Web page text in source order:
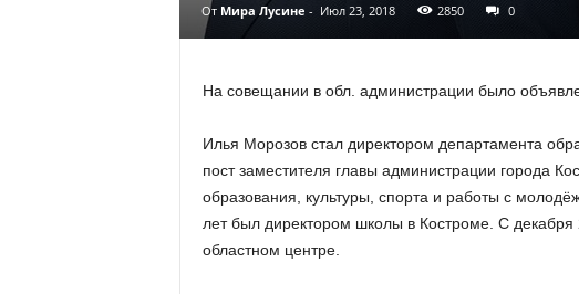
От Мира Лусине - Июл 23, 2018 2850 0
На совещании в обл. администрации было
Илья Морозов стал директором департамента
пост заместителя главы администрации города
образования, культуры, спорта и работы с
лет был директором школы в Костроме. С декабря
областном центре.